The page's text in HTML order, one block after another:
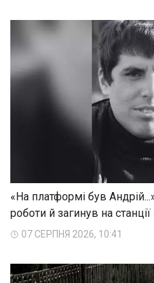
«На платформі був
роботи й загинув на
07 СЕРПНЯ 2026, 10:41